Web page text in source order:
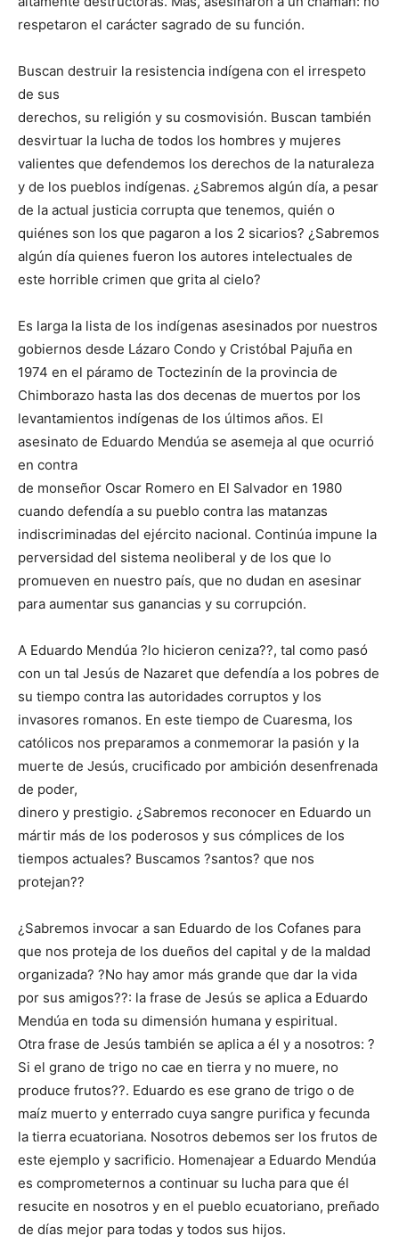
respetaron el carácter sagrado de su función.
Buscan destruir la resistencia indígena con el irrespeto
de sus
derechos, su religión y su cosmovisión. Buscan también
desvirtuar la lucha de todos los hombres y mujeres
valientes que defendemos los derechos de la naturaleza
y de los pueblos indígenas. ¿Sabremos algún día, a pesar
de la actual justicia corrupta que tenemos, quién o
quiénes son los que pagaron a los 2 sicarios? ¿Sabremos
algún día quienes fueron los autores intelectuales de
este horrible crimen que grita al cielo?
Es larga la lista de los indígenas asesinados por nuestros
gobiernos desde Lázaro Condo y Cristóbal Pajuña en
1974 en el páramo de Toctezinín de la provincia de
Chimborazo hasta las dos decenas de muertos por los
levantamientos indígenas de los últimos años. El
asesinato de Eduardo Mendúa se asemeja al que ocurrió
en contra
de monseñor Oscar Romero en El Salvador en 1980
cuando defendía a su pueblo contra las matanzas
indiscriminadas del ejército nacional. Continúa impune la
perversidad del sistema neoliberal y de los que lo
promueven en nuestro país, que no dudan en asesinar
para aumentar sus ganancias y su corrupción.
A Eduardo Mendúa ?lo hicieron ceniza??, tal como pasó
con un tal Jesús de Nazaret que defendía a los pobres de
su tiempo contra las autoridades corruptos y los
invasores romanos. En este tiempo de Cuaresma, los
católicos nos preparamos a conmemorar la pasión y la
muerte de Jesús, crucificado por ambición desenfrenada
de poder,
dinero y prestigio. ¿Sabremos reconocer en Eduardo un
mártir más de los poderosos y sus cómplices de los
tiempos actuales? Buscamos ?santos? que nos
protejan??
¿Sabremos invocar a san Eduardo de los Cofanes para
que nos proteja de los dueños del capital y de la maldad
organizada? ?No hay amor más grande que dar la vida
por sus amigos??: la frase de Jesús se aplica a Eduardo
Mendúa en toda su dimensión humana y espiritual.
Otra frase de Jesús también se aplica a él y a nosotros: ?
Si el grano de trigo no cae en tierra y no muere, no
produce frutos??. Eduardo es ese grano de trigo o de
maíz muerto y enterrado cuya sangre purifica y fecunda
la tierra ecuatoriana. Nosotros debemos ser los frutos de
este ejemplo y sacrificio. Homenajear a Eduardo Mendúa
es comprometernos a continuar su lucha para que él
resucite en nosotros y en el pueblo ecuatoriano, preñado
de días mejor para todas y todos sus hijos.